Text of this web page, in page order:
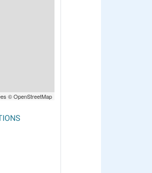
© OpenStreetMap